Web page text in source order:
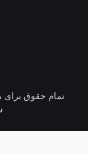
تمام حقوق